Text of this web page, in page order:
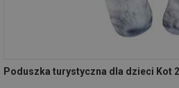
Poduszka turystyczna dla dzieci Kot